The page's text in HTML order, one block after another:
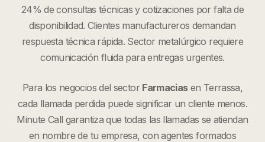
24% de consultas técnicas y cotizaciones por falta de
disponibilidad. Clientes manufactureros demandan
respuesta técnica rápida. Sector metalúrgico requiere
comunicación fluida para entregas urgentes.
Para los negocios del sector Farmaciasen Terrassa,
cada llamada perdida puede significar un cliente menos.
Minute Call garantiza que todas las llamadas se atiendan
en nombre de tu empresa, con agentes formados